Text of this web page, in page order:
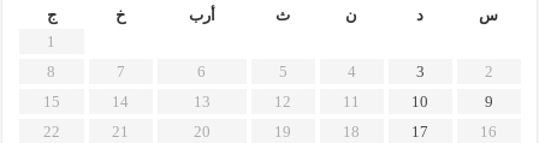
س
د ن ث أرب خ
ج
1
2
3
4
5
6
7
8
9
10
11
12
13
14
15
16
17
18
19
20
21
22